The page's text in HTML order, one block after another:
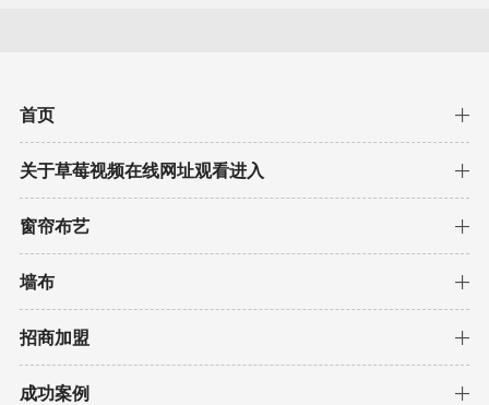
首页
关于草莓视频在线网址观看进入
窗帘布艺
墙布
招商加盟
成功案例